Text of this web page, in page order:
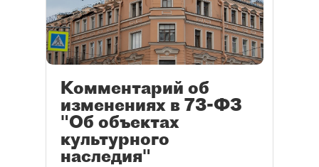
Комментарий об
изменениях в 73-ФЗ
"Об объектах
культурного
наследия"